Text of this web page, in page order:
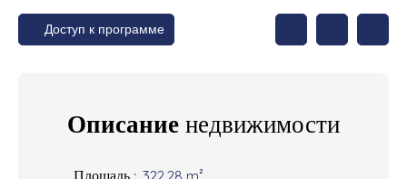
Доступ к программе
Описание недвижимости
Площадь : 322.28 m²